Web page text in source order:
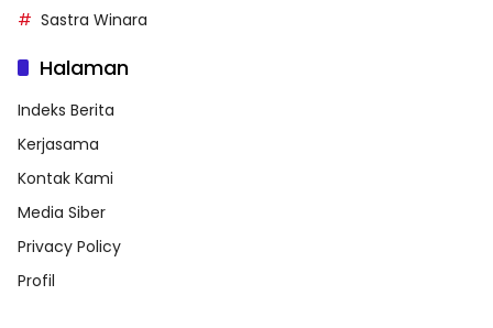
Sastra Winara
Halaman
Indeks Berita
Kerjasama
Kontak Kami
Media Siber
Privacy Policy
Profil